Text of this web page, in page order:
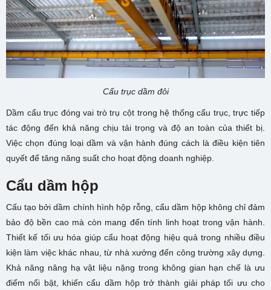
Cẩu trục dầm đôi
Dầm cẩu trục đóng vai trò trụ cột trong hệ thống cẩu trục, trực tiếp
tác động đến khả năng chịu tải trọng và độ an toàn của thiết bị.
Việc chọn đúng loại dầm và vận hành đúng cách là điều kiện tiên
quyết để tăng năng suất cho hoạt động doanh nghiệp.
Cẩu dầm hộp
Cấu tạo bởi dầm chính hình hộp rỗng, cẩu dầm hộp không chỉ đảm
bảo độ bền cao mà còn mang đến tính linh hoạt trong vận hành.
Thiết kế tối ưu hóa giúp cẩu hoạt động hiệu quả trong nhiều điều
kiện làm việc khác nhau, từ nhà xưởng đến công trường xây dựng.
Khả năng nâng hạ vật liệu nặng trong không gian hạn chế là ưu
điểm nổi bật, khiến cẩu dầm hộp trở thành giải pháp tối ưu cho